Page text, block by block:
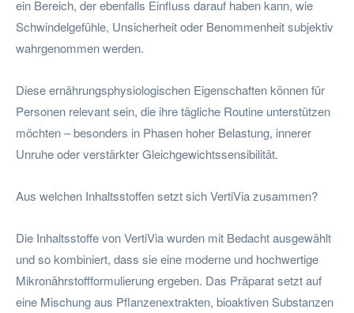
ein Bereich, der ebenfalls Einfluss darauf haben kann, wie
Schwindelgefühle, Unsicherheit oder Benommenheit subjektiv
wahrgenommen werden.
Diese ernährungsphysiologischen Eigenschaften können für
Personen relevant sein, die ihre tägliche Routine unterstützen
möchten – besonders in Phasen hoher Belastung, innerer
Unruhe oder verstärkter Gleichgewichtssensibilität.
Aus welchen Inhaltsstoffen setzt sich VertiVia zusammen?
Die Inhaltsstoffe von VertiVia wurden mit Bedacht ausgewählt
und so kombiniert, dass sie eine moderne und hochwertige
Mikronährstoffformulierung ergeben. Das Präparat setzt auf
eine Mischung aus Pflanzenextrakten, bioaktiven Substanzen